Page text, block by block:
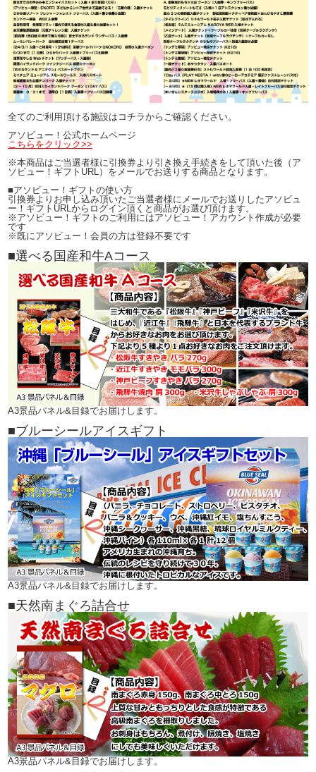
全てのご利用頂ける施設はコチラからご確認ください。
アソビュー！公式ホームページ
こちらをクリック>>
※本商品はご当選者様に引換券より引き換え手続きをして頂いた後（ア
ソビュー！ギフトURL）をメールでお送りする商品となります。
■アソビュー！ギフトの使い方
引換券よりお申し込み頂いたご当選者様にメールでお送りしたアソビュ
ー！ギフトURLからログイン頂くと商品がお選び頂けます。
※アソビュー！ギフトのご利用にはアソビュー！アカウント作成が必要
です
※既にアソビュー！会員の方は登録不要です
■選べる国産和牛Aコース
A3景品パネル&目録でお届けします。
■ブルーシールアイスギフト
A3景品パネル&目録でお届けします。
■天然南まぐろ詰合せ
A3景品パネル&目録でお届けします。